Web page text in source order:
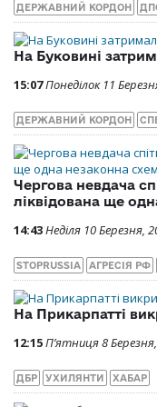
ДЕРЖАВНИЙ КОРДОН
На Буковині
15:07Понеділок 11
ДЕРЖАВНИЙ КОРДОН
Чергова невдача
ліквідована ще
14:43Неділя 10 Березня,
STOPRUSSIA АГРЕСІЯ РФ
На Прикарпатті
12:15П’ятниця 8
ДБР УХИЛЯНТИ ХАБАР